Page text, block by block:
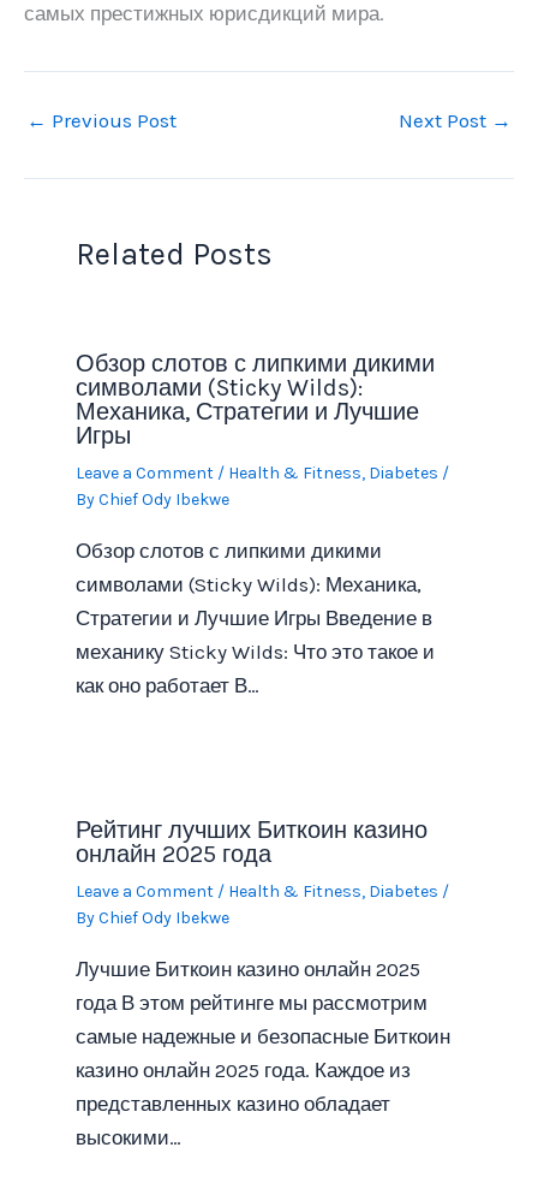
самых престижных юрисдикций мира.
← Previous Post Next Post →
Related Posts
Обзор слотов с липкими дикими
символами (Sticky Wilds):
Механика, Стратегии и Лучшие
Игры
Leave a Comment / Health & Fitness, Diabetes /
ByChief Ody Ibekwe
Обзор слотов с липкими дикими
символами (Sticky Wilds): Механика,
Стратегии и Лучшие Игры Введение в
механику Sticky Wilds: Что это такое и
как оно работает В…
Рейтинг лучших Биткоин казино
онлайн 2025 года
Leave a Comment / Health & Fitness, Diabetes /
ByChief Ody Ibekwe
Лучшие Биткоин казино онлайн 2025
года В этом рейтинге мы рассмотрим
самые надежные и безопасные Биткоин
казино онлайн 2025 года. Каждое из
представленных казино обладает
высокими…